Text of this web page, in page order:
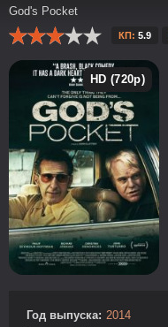
God's Pocket
КП: 5.9
HD (720p)
Год выпуска: 2014